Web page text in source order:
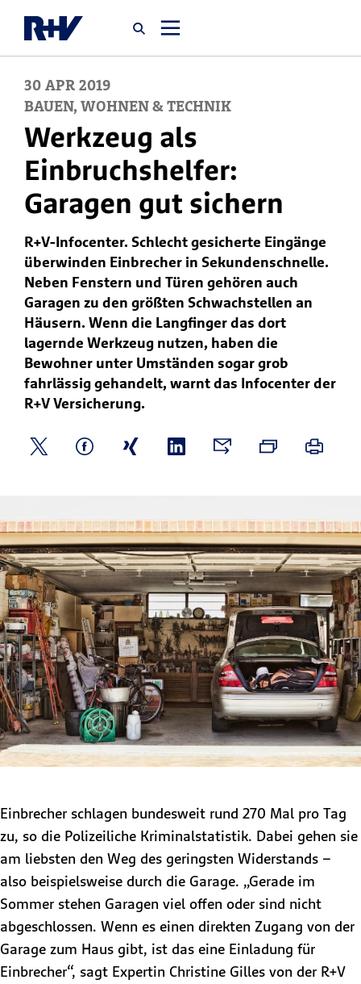
Startseite
Newsroom
Über uns
Karriere
Jobsuche
30 APR 2019
BAUEN, WOHNEN & TECHNIK
Werkzeug als
Einbruchshelfer:
Garagen gut sichern
R+V-Infocenter. Schlecht gesicherte Eingänge
überwinden Einbrecher in Sekundenschnelle.
Neben Fenstern und Türen gehören auch
Garagen zu den größten Schwachstellen an
Häusern. Wenn die Langfinger das dort
lagernde Werkzeug nutzen, haben die
Bewohner unter Umständen sogar grob
fahrlässig gehandelt, warnt das Infocenter der
R+V Versicherung.
Einbrecher schlagen bundesweit rund 270 Mal pro Tag
zu, so die Polizeiliche Kriminalstatistik. Dabei gehen sie
am liebsten den Weg des geringsten Widerstands –
also beispielsweise durch die Garage. „Gerade im
Sommer stehen Garagen viel offen oder sind nicht
abgeschlossen. Wenn es einen direkten Zugang von der
Garage zum Haus gibt, ist das eine Einladung für
Einbrecher“, sagt Expertin Christine Gilles von der R+V